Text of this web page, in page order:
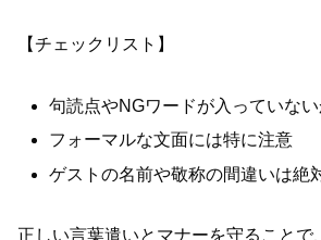
【チェックリスト】
句読点やNGワードが入っていな
フォーマルな文面には特に注意
ゲストの名前や敬称の間違いは絶
正しい言葉遣いとマナーを守ることで